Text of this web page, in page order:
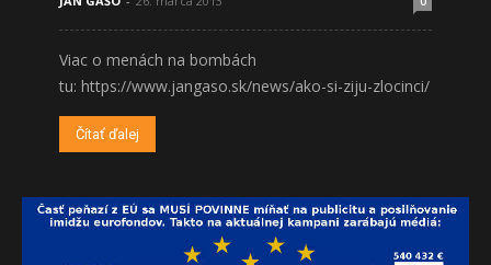
Viac o menách na bombách
tu: https://www.jangaso.sk/news/ako-si-ziju-zlocinci/
Čítať ďalej